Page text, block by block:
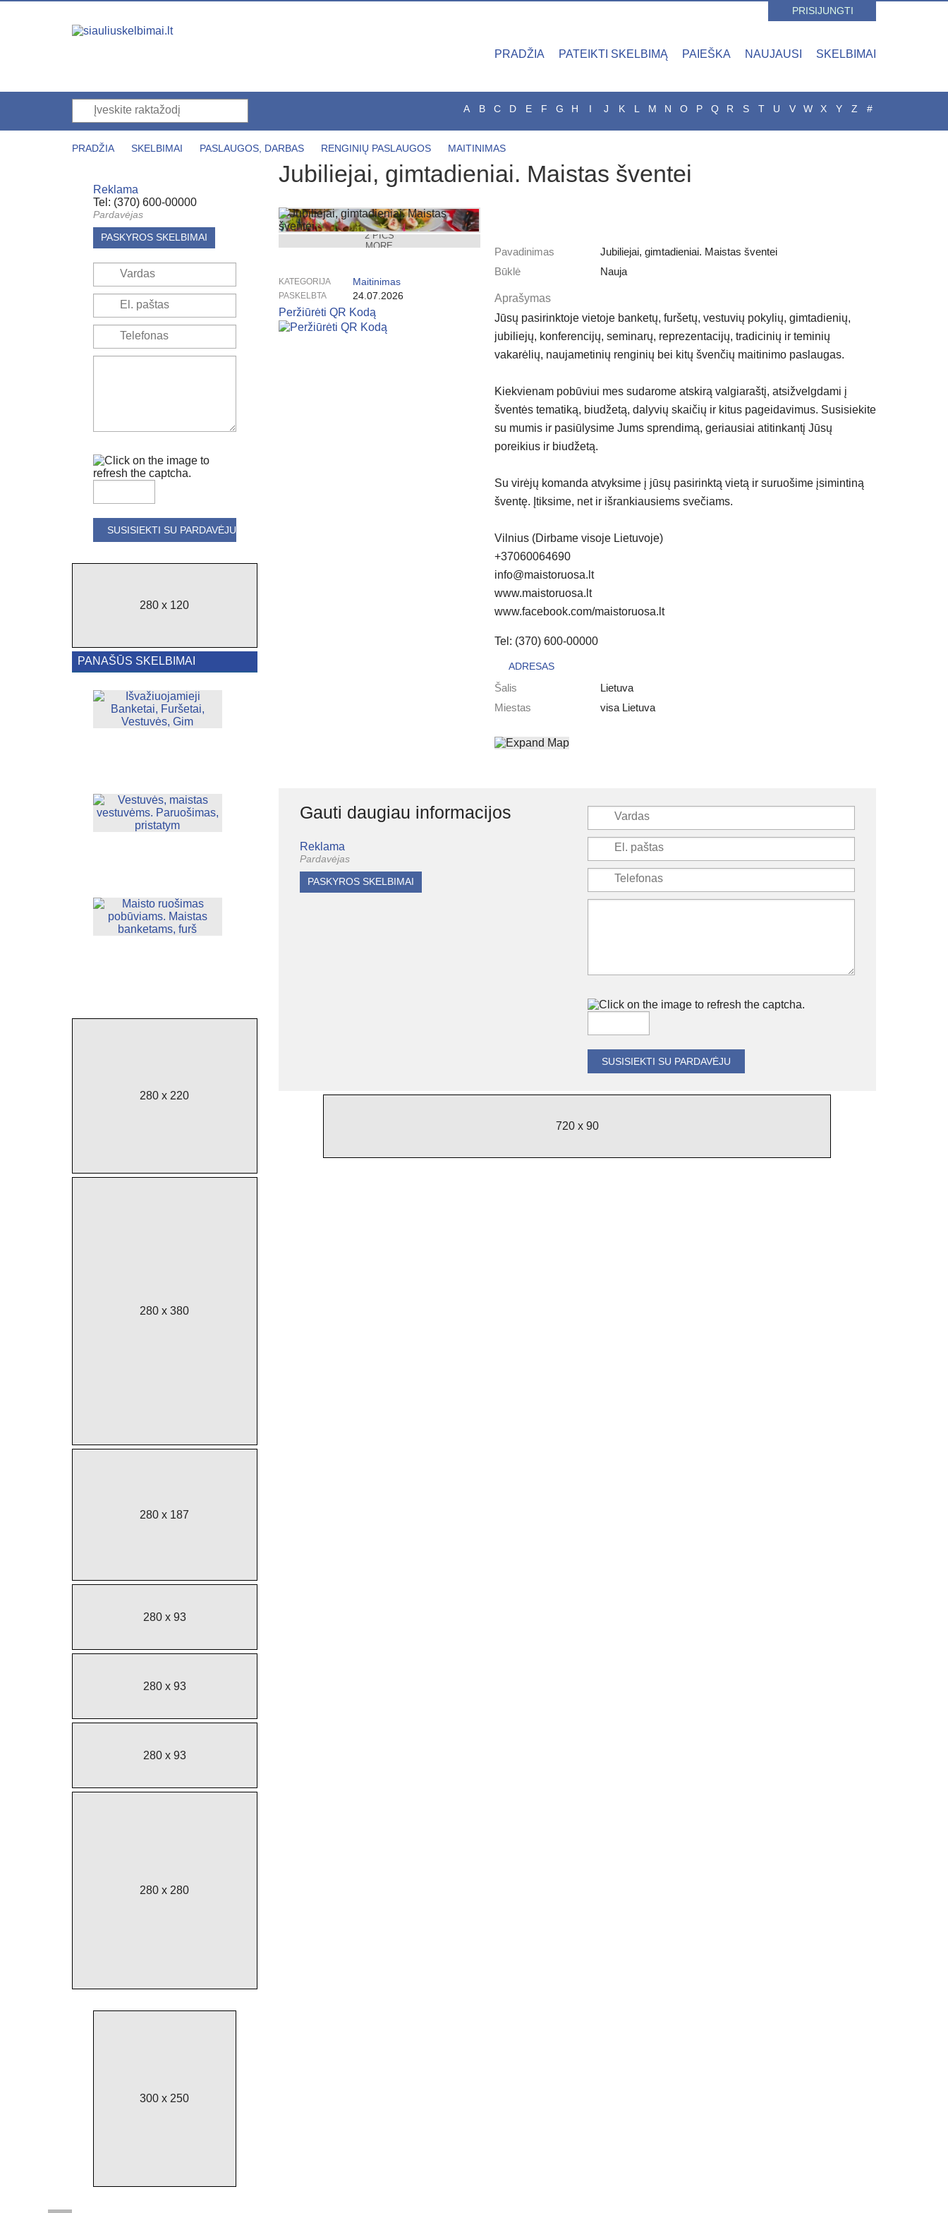
PRISIJUNGTI
PRADŽIA PATEIKTI SKELBIMĄ PAIEŠKA NAUJAUSI SKELBIMAI
A B C D E F G H I J K L M N O P Q R S T U V W X Y Z #
PRADŽIA SKELBIMAI PASLAUGOS, DARBAS RENGINIŲ PASLAUGOS MAITINIMAS
Reklama
Tel: (370) 600-00000
Pardavėjas
PASKYROS SKELBIMAI
280 x 120
PANAŠŪS SKELBIMAI
280 x 220
280 x 380
280 x 187
280 x 93
280 x 93
280 x 93
280 x 280
300 x 250
Jubiliejai, gimtadieniai. Maistas šventei
2 PICS
MORE
KATEGORIJA Maitinimas
PASKELBTA 24.07.2026
Peržiūrėti QR Kodą
Pavadinimas
Jubiliejai, gimtadieniai. Maistas šventei
Būklė
Nauja
Aprašymas
Jūsų pasirinktoje vietoje banketų, furšetų, vestuvių pokylių, gimtadienių,
jubiliejų, konferencijų, seminarų, reprezentacijų, tradicinių ir teminių
vakarėlių, naujametinių renginių bei kitų švenčių maitinimo paslaugas.
Kiekvienam pobūviui mes sudarome atskirą valgiaraštį, atsižvelgdami į
šventės tematiką, biudžetą, dalyvių skaičių ir kitus pageidavimus. Susisiekite
su mumis ir pasiūlysime Jums sprendimą, geriausiai atitinkantį Jūsų
poreikius ir biudžetą.
Su virėjų komanda atvyksime į jūsų pasirinktą vietą ir suruošime įsimintiną
šventę. Įtiksime, net ir išrankiausiems svečiams.
Vilnius (Dirbame visoje Lietuvoje)
+37060064690
info@maistoruosa.lt
www.maistoruosa.lt
www.facebook.com/maistoruosa.lt
Tel: (370) 600-00000
ADRESAS
Šalis
Lietuva
Miestas
visa Lietuva
Gauti daugiau informacijos
Reklama
Pardavėjas
PASKYROS SKELBIMAI
720 x 90